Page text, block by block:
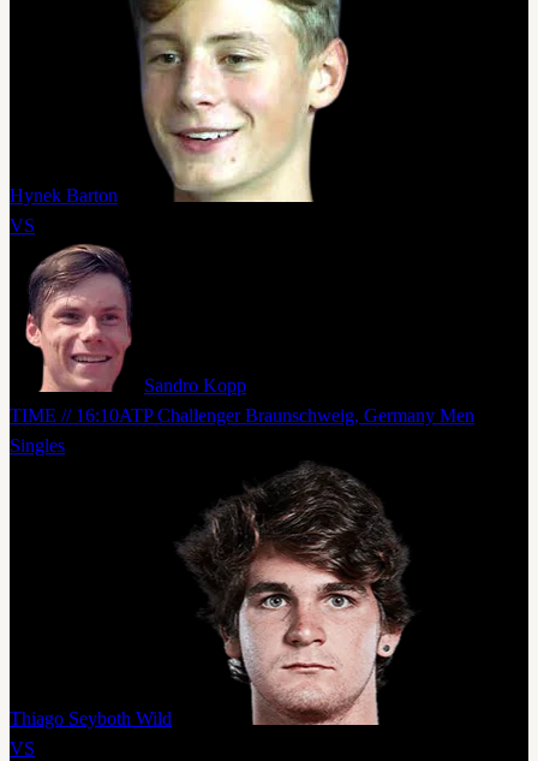
Hynek Barton
VS
Sandro Kopp
TIME // 16:10ATP Challenger Braunschweig, Germany Men
Singles
Thiago Seyboth Wild
VS